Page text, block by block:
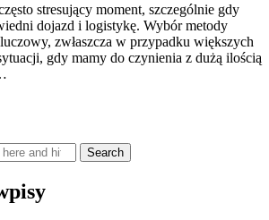
stresujący moment, szczególnie gdy
dojazd i logistykę. Wybór metody
zwłaszcza w przypadku większych
gdy mamy do czynienia z dużą ilością